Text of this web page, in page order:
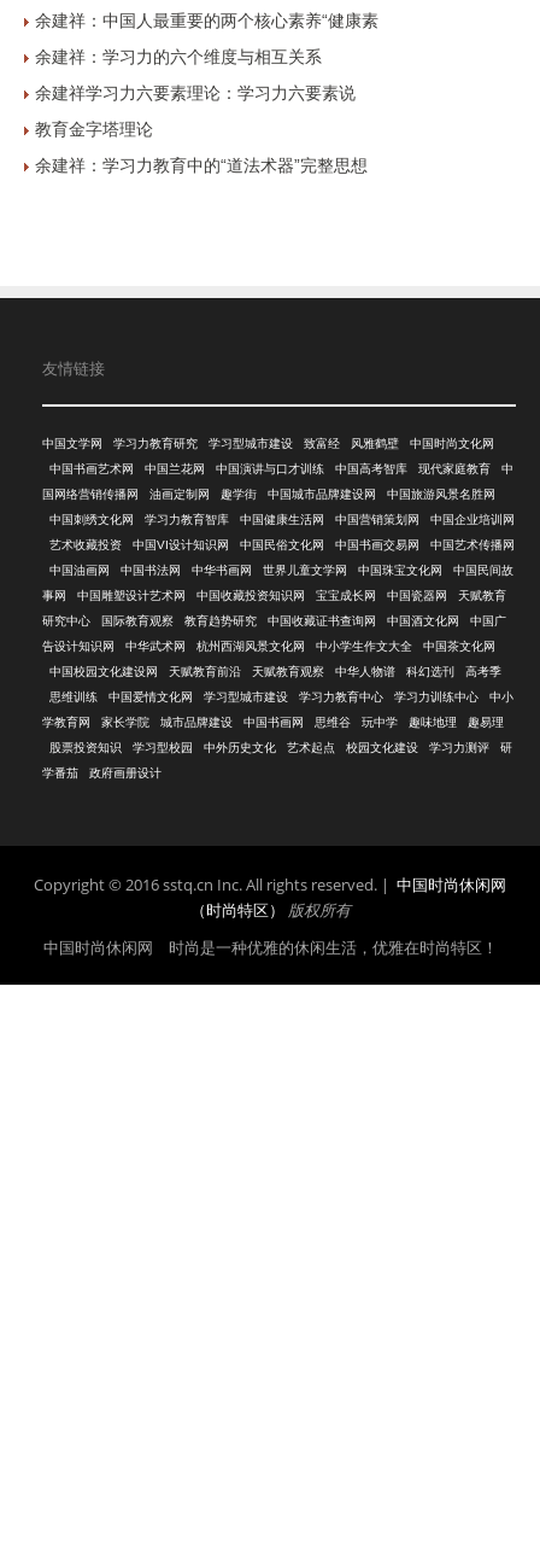
余建祥：中国人最重要的两个核心素养“健康素
余建祥：学习力的六个维度与相互关系
余建祥学习力六要素理论：学习力六要素说
教育金字塔理论
余建祥：学习力教育中的“道法术器”完整思想
友情链接
中国文学网 学习力教育研究 学习型城市建设 致富经 风雅鹤壁
中国时尚文化网
中国书画艺术网
中国兰花网 中国演讲与口才训练 中国高考智库 现代家庭教育
中
国网络营销传播网
油画定制网 趣学街 中国城市品牌建设网
中国旅游风景名胜网
中国刺绣文化网
学习力教育智库 中国健康生活网 中国营销策划网
中国企业培训网
艺术收藏投资
中国VI设计知识网 中国民俗文化网 中国书画交易网
中国艺术传播网
中国油画网
中国书法网 中华书画网 世界儿童文学网 中国珠宝文化网
中国民间故
事网
中国雕塑设计艺术网 中国收藏投资知识网 宝宝成长网 中国瓷器网
天赋教育
研究中心
国际教育观察 教育趋势研究 中国收藏证书查询网 中国酒文化网
中国广
告设计知识网
中华武术网 杭州西湖风景文化网 中小学生作文大全
中国茶文化网
中国校园文化建设网
天赋教育前沿 天赋教育观察 中华人物谱 科幻选刊
高考季
思维训练
中国爱情文化网 学习型城市建设 学习力教育中心 学习力训练中心
中小
学教育网
家长学院 城市品牌建设 中国书画网 思维谷 玩中学 趣味地理
趣易理
股票投资知识
学习型校园 中外历史文化 艺术起点 校园文化建设 学习力测评
研
学番茄
政府画册设计
Copyright © 2016 sstq.cn Inc. All rights reserved. | 中国时尚休闲网
（时尚特区）
版权所有
中国时尚休闲网 时尚是一种优雅的休闲生活，优雅在时尚特区！